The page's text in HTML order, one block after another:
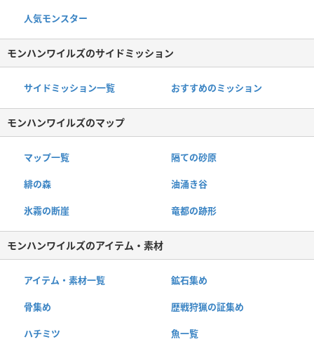
人気モンスター
モンハンワイルズのサイドミッション
サイドミッション一覧 おすすめのミッション
モンハンワイルズのマップ
マップ一覧 隔ての砂原
緋の森 油涌き谷
氷霧の断崖 竜都の跡形
モンハンワイルズのアイテム・素材
アイテム・素材一覧 鉱石集め
骨集め 歴戦狩猟の証集め
ハチミツ 魚一覧